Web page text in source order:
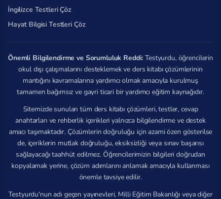
İngilizce Testleri Çöz
Hayat Bilgisi Testleri Çöz
Önemli Bilgilendirme ve Sorumluluk Reddi: Testyurdu, öğrencilerin
okul dışı çalışmalarını desteklemek ve ders kitabı çözümlerinin
mantığını kavramalarına yardımcı olmak amacıyla kurulmuş
tamamen bağımsız ve gayri ticari bir yardımcı eğitim kaynağıdır.
Sitemizde sunulan tüm ders kitabı çözümleri, testler, cevap
anahtarları ve rehberlik içerikleri yalnızca bilgilendirme ve destek
amacı taşımaktadır. Çözümlerin doğruluğu için azami özen gösterilse
de, içeriklerin mutlak doğruluğu, eksiksizliği veya sınav başarısı
sağlayacağı taahhüt edilmez. Öğrencilerimizin bilgileri doğrudan
kopyalamak yerine, çözüm adımlarını anlamak amacıyla kullanması
önemle tavsiye edilir.
Testyurdu'nun adı geçen yayınevleri, Milli Eğitim Bakanlığı veya diğer